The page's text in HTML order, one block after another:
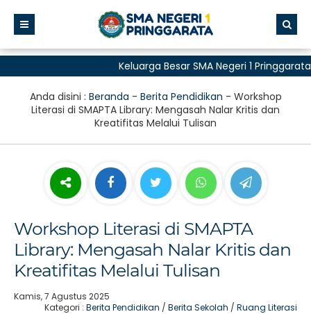
Keluarga Besar SMA Negeri 1
Anda disini : Beranda - Berita Pendidikan - Workshop
Literasi di SMAPTA Library: Mengasah Nalar Kritis dan
Kreatifitas Melalui Tulisan
Workshop Literasi di SMAPTA
Library: Mengasah Nalar Kritis dan
Kreatifitas Melalui Tulisan
Kamis, 7 Agustus 2025
Kategori : Berita Pendidikan / Berita Sekolah / Ruang Literasi